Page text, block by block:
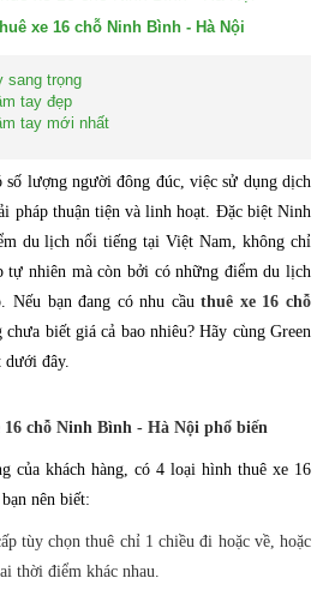
xe 16 chỗ Ninh Bình - Hà Nội
sang trọng
tay đẹp
tay mới nhất
lượng người đông đúc, việc sử dụng dịch
pháp thuận tiện và linh hoạt. Đặc biệt Ninh
du lịch nổi tiếng tại Việt Nam, không chỉ
tự nhiên mà còn bởi có những điểm du lịch
Nếu bạn đang có nhu cầuthuê xe 16 chỗ
chưa biết giá cả bao nhiêu? Hãy cùng Green
dưới đây.
chỗ Ninh Bình - Hà Nội phổ biến
của khách hàng, có 4 loại hình thuê xe 16
nên biết:
tùy chọn thuê chỉ 1 chiều đi hoặc về, hoặc
thời điểm khác nhau.